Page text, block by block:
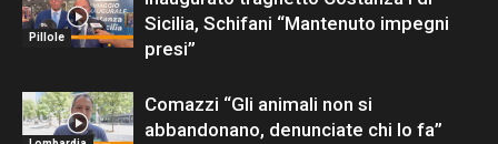
Pillole
Sicilia, Schifani “Mantenuto impegni
presi”
Comazzi “Gli animali non si
abbandonano, denunciate chi lo fa”